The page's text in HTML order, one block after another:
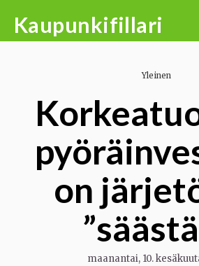
Kaupunkifillari
Yleinen
on
maanantai, 10.